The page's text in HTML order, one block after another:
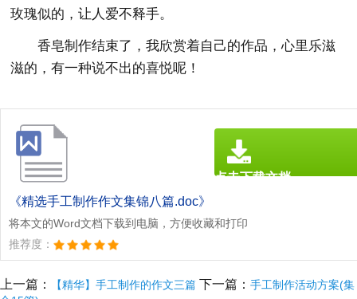
玫瑰似的，让人爱不释手。
香皂制作结束了，我欣赏着自己的作品，心里乐滋
滋的，有一种说不出的喜悦呢！
《精选手工制作作文集锦八篇.doc》
将本文的Word文档下载到电脑，方便收藏和打印
推荐度：
点击下载文档
上一篇： 【精华】手工制作的作文三篇 下一篇： 手工制作活动方案(集